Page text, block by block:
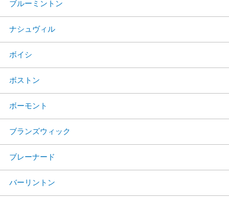
ブルーミントン
ナシュヴィル
ボイシ
ボストン
ボーモント
ブランズウィック
ブレーナード
バーリントン